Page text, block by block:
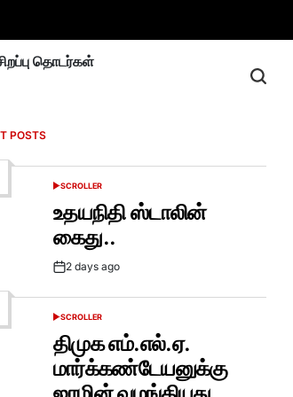
தொடர்கள்
POSTS
POSTED
SCROLLER
உதயநிதி ஸ்டாலின்
கைது..
Post2 days ago
POSTED
SCROLLER
திமுக எம்.எல்.ஏ.
மார்க்கண்டேயனுக்கு